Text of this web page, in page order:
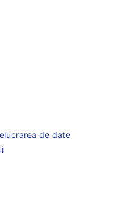
de date